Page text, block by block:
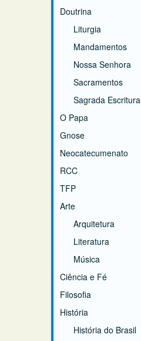
Doutrina
Liturgia
Mandamentos
Nossa Senhora
Sacramentos
Sagrada Escritura
O Papa
Gnose
Neocatecumenato
RCC
TFP
Arte
Arquitetura
Literatura
Música
Ciência e Fé
Filosofia
História
História do Brasil